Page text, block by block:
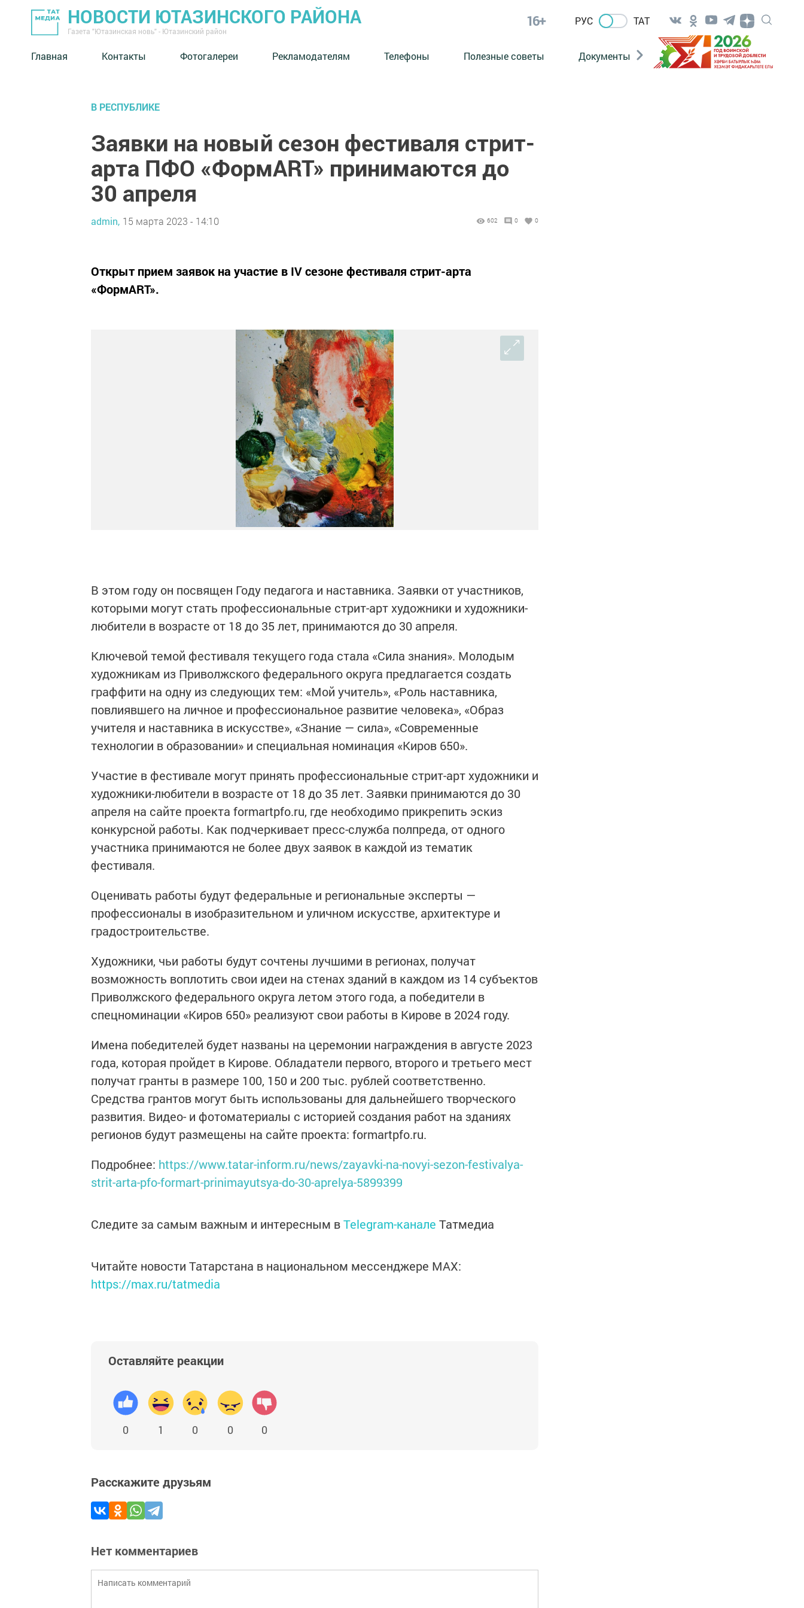
НОВОСТИ ЮТАЗИНСКОГО РАЙОНА
Газета "Ютазинская новь" - Ютазинский район
16+ РУС ТАТ
Главная Контакты Фотогалереи Рекламодателям Телефоны Полезные советы Документы Патриотизм
В РЕСПУБЛИКЕ
Заявки на новый сезон фестиваля стрит-
арта ПФО «ФормART» принимаются до
30 апреля
admin, 15 марта 2023 - 14:10 602 0 0
Открыт прием заявок на участие в IV сезоне фестиваля стрит-арта
«ФормART».
В этом году он посвящен Году педагога и наставника. Заявки от участников,
которыми могут стать профессиональные стрит-арт художники и художники-
любители в возрасте от 18 до 35 лет, принимаются до 30 апреля.
Ключевой темой фестиваля текущего года стала «Сила знания». Молодым
художникам из Приволжского федерального округа предлагается создать
граффити на одну из следующих тем: «Мой учитель», «Роль наставника,
повлиявшего на личное и профессиональное развитие человека», «Образ
учителя и наставника в искусстве», «Знание — сила», «Современные
технологии в образовании» и специальная номинация «Киров 650».
Участие в фестивале могут принять профессиональные стрит-арт художники и
художники-любители в возрасте от 18 до 35 лет. Заявки принимаются до 30
апреля на сайте проекта formartpfo.ru, где необходимо прикрепить эскиз
конкурсной работы. Как подчеркивает пресс-служба полпреда, от одного
участника принимаются не более двух заявок в каждой из тематик
фестиваля.
Оценивать работы будут федеральные и региональные эксперты —
профессионалы в изобразительном и уличном искусстве, архитектуре и
градостроительстве.
Художники, чьи работы будут сочтены лучшими в регионах, получат
возможность воплотить свои идеи на стенах зданий в каждом из 14 субъектов
Приволжского федерального округа летом этого года, а победители в
спецноминации «Киров 650» реализуют свои работы в Кирове в 2024 году.
Имена победителей будет названы на церемонии награждения в августе 2023
года, которая пройдет в Кирове. Обладатели первого, второго и третьего мест
получат гранты в размере 100, 150 и 200 тыс. рублей соответственно.
Средства грантов могут быть использованы для дальнейшего творческого
развития. Видео- и фотоматериалы с историей создания работ на зданиях
регионов будут размещены на сайте проекта: formartpfo.ru.
Подробнее: https://www.tatar-inform.ru/news/zayavki-na-novyi-sezon-festivalya-
strit-arta-pfo-formart-prinimayutsya-do-30-aprelya-5899399
Следите за самым важным и интересным вTelegram-канале Татмедиа
Читайте новости Татарстана в национальном мессенджере MАХ:
https://max.ru/tatmedia
Оставляйте реакции
0 1 0 0 0
Расскажите друзьям
Нет комментариев